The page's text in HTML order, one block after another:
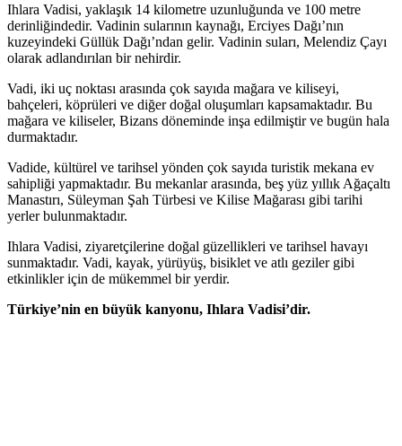
Ihlara Vadisi, yaklaşık 14 kilometre uzunluğunda ve 100 metre
derinliğindedir. Vadinin sularının kaynağı, Erciyes Dağı’nın
kuzeyindeki Güllük Dağı’ndan gelir. Vadinin suları, Melendiz Çayı
olarak adlandırılan bir nehirdir.
Vadi, iki uç noktası arasında çok sayıda mağara ve kiliseyi,
bahçeleri, köprüleri ve diğer doğal oluşumları kapsamaktadır. Bu
mağara ve kiliseler, Bizans döneminde inşa edilmiştir ve bugün hala
durmaktadır.
Vadide, kültürel ve tarihsel yönden çok sayıda turistik mekana ev
sahipliği yapmaktadır. Bu mekanlar arasında, beş yüz yıllık Ağaçaltı
Manastırı, Süleyman Şah Türbesi ve Kilise Mağarası gibi tarihi
yerler bulunmaktadır.
Ihlara Vadisi, ziyaretçilerine doğal güzellikleri ve tarihsel havayı
sunmaktadır. Vadi, kayak, yürüyüş, bisiklet ve atlı geziler gibi
etkinlikler için de mükemmel bir yerdir.
Türkiye’nin en büyük kanyonu, Ihlara Vadisi’dir.